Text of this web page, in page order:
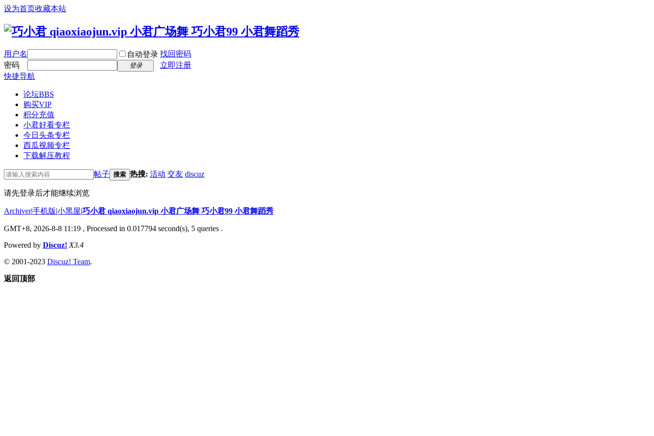
设为首页收藏本站
用户名 自动登录 找回密码
密码
登录
立即注册
快捷导航
论坛BBS
购买VIP
积分充值
小君好看专栏
今日头条专栏
西瓜视频专栏
下载解压教程
帖子 搜索 热搜: 活动 交友 discuz
请先登录后才能继续浏览
Archiver|手机版|小黑屋|巧小君 qiaoxiaojun.vip 小君广场舞 巧小君99 小君舞蹈秀
GMT+8, 2026-8-8 11:19 , Processed in 0.017794 second(s), 5 queries .
Powered by Discuz! X3.4
© 2001-2023 Discuz! Team.
返回顶部